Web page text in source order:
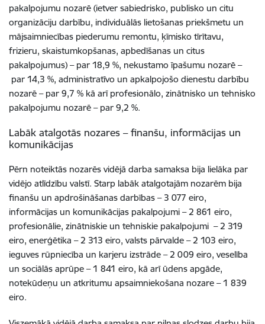
pakalpojumu nozarē (ietver sabiedrisko, publisko un citu
organizāciju darbību, individuālās lietošanas priekšmetu un
mājsaimniecības piederumu remontu, ķīmisko tīrītavu,
frizieru, skaistumkopšanas, apbedīšanas un citus
pakalpojumus) – par 18,9 %, nekustamo īpašumu nozarē –
par 14,3 %, administratīvo un apkalpojošo dienestu darbību
nozarē – par 9,7 % kā arī profesionālo, zinātnisko un tehnisko
pakalpojumu nozarē – par 9,2 %.
Labāk atalgotās nozares – finanšu, informācijas un
komunikācijas
Pērn noteiktās nozarēs vidējā darba samaksa bija lielāka par
vidējo atlīdzību valstī. Starp labāk atalgotajām nozarēm bija
finanšu un apdrošināšanas darbības – 3 077 eiro,
informācijas un komunikācijas pakalpojumi – 2 861 eiro,
profesionālie, zinātniskie un tehniskie pakalpojumi – 2 319
eiro, enerģētika – 2 313 eiro, valsts pārvalde – 2 103 eiro,
ieguves rūpniecība un karjeru izstrāde – 2 009 eiro, veselība
un sociālās aprūpe – 1 841 eiro, kā arī ūdens apgāde,
notekūdeņu un atkritumu apsaimniekošana nozare – 1 839
eiro.